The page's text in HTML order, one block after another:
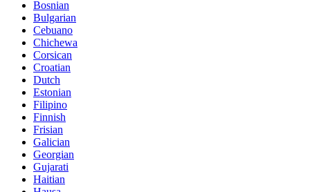
Bosnian
Bulgarian
Cebuano
Chichewa
Corsican
Croatian
Dutch
Estonian
Filipino
Finnish
Frisian
Galician
Georgian
Gujarati
Haitian